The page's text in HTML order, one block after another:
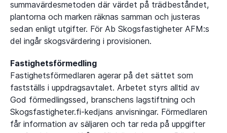
summavärdesmetoden där värdet på trädbeståndet,
plantorna och marken räknas samman och justeras
sedan enligt utgifter. För Ab Skogsfastigheter AFM:s
del ingår skogsvärdering i provisionen.
Fastighetsförmedling
Fastighetsförmedlaren agerar på det sättet som
fastställs i uppdragsavtalet. Arbetet styrs alltid av
God förmedlingssed, branschens lagstiftning och
Skogsfastigheter.fi-kedjans anvisningar. Förmedlaren
får information av säljaren och tar reda på uppgifter